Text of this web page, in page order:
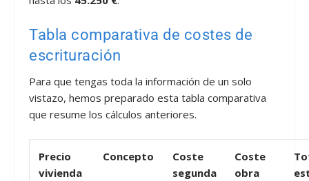
Tabla comparativa de costes de
escrituración
Para que tengas toda la información de un solo
vistazo, hemos preparado esta tabla comparativa
que resume los cálculos anteriores.
Precio
vivienda
Concepto
Coste
segunda
Coste
obra